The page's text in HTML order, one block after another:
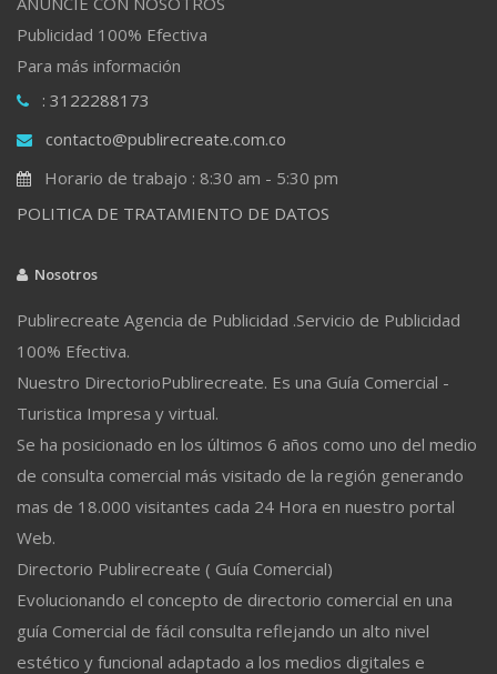
Publicidad 100% Efectiva
Para más información
: 3122288173
contacto@publirecreate.com.co
Horario de trabajo : 8:30 am - 5:30 pm
POLITICA DE TRATAMIENTO DE DATOS
Nosotros
Publirecreate Agencia de Publicidad .Servicio de Publicidad
100% Efectiva.
Nuestro DirectorioPublirecreate. Es una Guía Comercial -
Turistica Impresa y virtual.
Se ha posicionado en los últimos 6 años como uno del medio
de consulta comercial más visitado de la región generando
mas de 18.000 visitantes cada 24 Hora en nuestro portal
Web.
Directorio Publirecreate ( Guía Comercial)
Evolucionando el concepto de directorio comercial en una
guía Comercial de fácil consulta reflejando un alto nivel
estético y funcional adaptado a los medios digitales e